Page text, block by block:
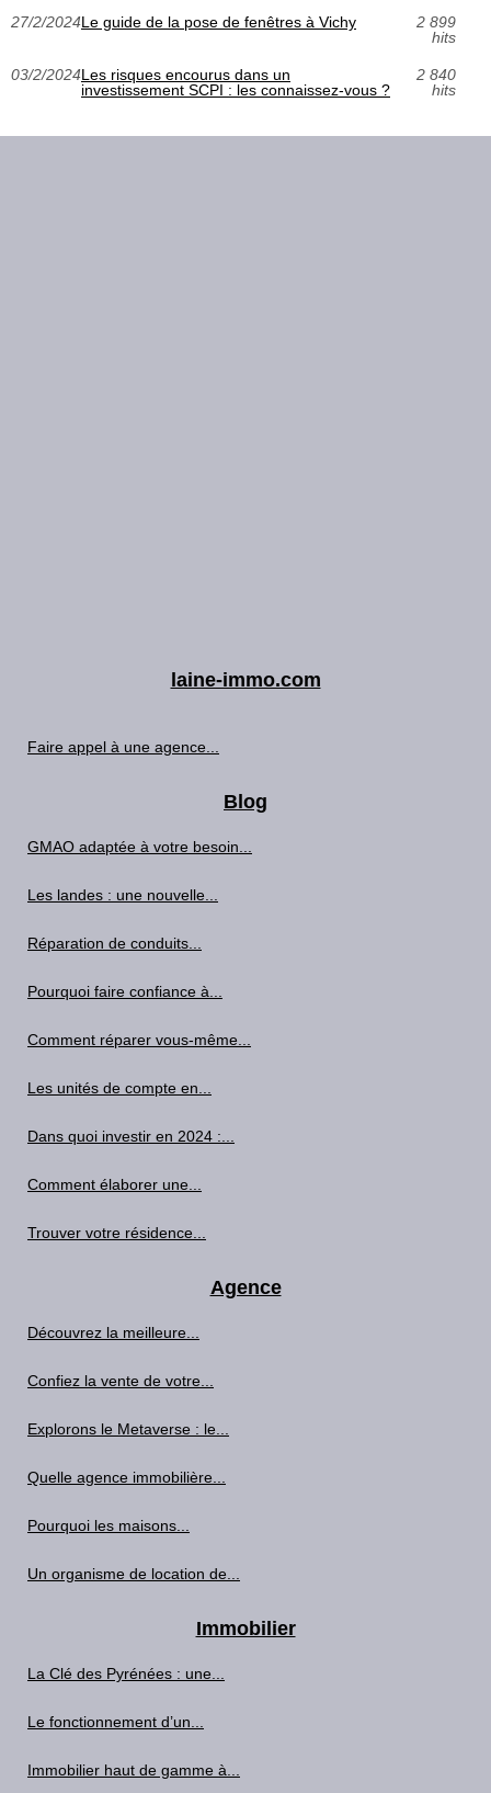
27/2/2024Le guide de la pose de fenêtres à Vichy
2 899
hits
03/2/2024Les risques encourus dans un
investissement SCPI : les connaissez-vous ?
2 840
hits
laine-immo.com
Faire appel à une agence...
Blog
GMAO adaptée à votre besoin...
Les landes : une nouvelle...
Réparation de conduits...
Pourquoi faire confiance à...
Comment réparer vous-même...
Les unités de compte en...
Dans quoi investir en 2024 :...
Comment élaborer une...
Trouver votre résidence...
Agence
Découvrez la meilleure...
Confiez la vente de votre...
Explorons le Metaverse : le...
Quelle agence immobilière...
Pourquoi les maisons...
Un organisme de location de...
Immobilier
La Clé des Pyrénées : une...
Le fonctionnement d’un...
Immobilier haut de gamme à...